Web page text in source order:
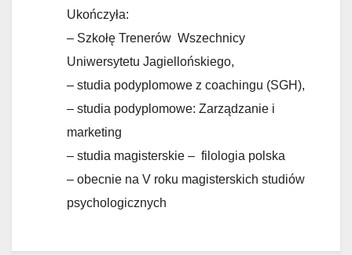
Ukończyła:
– Szkołę Trenerów Wszechnicy
Uniwersytetu Jagiellońskiego,
– studia podyplomowe z coachingu (SGH),
– studia podyplomowe: Zarządzanie i
marketing
– studia magisterskie – filologia polska
– obecnie na V roku magisterskich studiów
psychologicznych